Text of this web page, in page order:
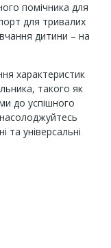
помічника для
для тривалих
дитини – на
характеристик
такого як
до успішного
та універсальні